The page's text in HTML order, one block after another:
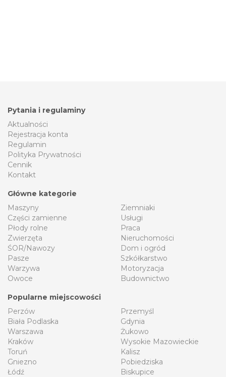
Pytania i regulaminy
Aktualności
Rejestracja konta
Regulamin
Polityka Prywatności
Cennik
Kontakt
Główne kategorie
Maszyny
Części zamienne
Płody rolne
Zwierzęta
ŚOR/Nawozy
Pasze
Warzywa
Owoce
Ziemniaki
Usługi
Praca
Nieruchomości
Dom i ogród
Szkółkarstwo
Motoryzacja
Budownictwo
Popularne miejscowości
Perzów
Biała Podlaska
Warszawa
Kraków
Toruń
Gniezno
Łódź
Przemyśl
Gdynia
Żukowo
Wysokie Mazowieckie
Kalisz
Pobiedziska
Biskupice